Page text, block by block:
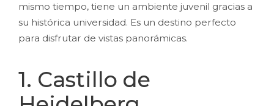
mismo tiempo, tiene un ambiente juvenil gracias a
su histórica universidad. Es un destino perfecto
para disfrutar de vistas panorámicas.
1. Castillo de